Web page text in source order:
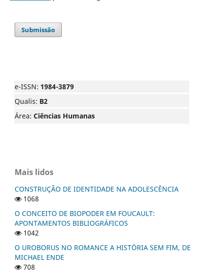
Submissão
e-ISSN: 1984-3879
Qualis: B2
Área: Ciências Humanas
Mais lidos
CONSTRUÇÃO DE IDENTIDADE NA ADOLESCÊNCIA
1068
O CONCEITO DE BIOPODER EM FOUCAULT:
APONTAMENTOS BIBLIOGRÁFICOS
1042
O UROBORUS NO ROMANCE A HISTÓRIA SEM FIM, DE
MICHAEL ENDE
708